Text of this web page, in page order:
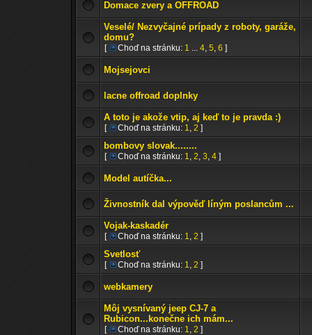
Domace zvery a OFFROAD
Veselé/ Nezvyčajné prípady z roboty, garáže,
domu?
[ Choď na stránku: 1 ... 4, 5, 6 ]
Mojsejovci
lacne offroad doplnky
A toto je akože vtip, aj keď to je pravda :)
[ Choď na stránku: 1, 2 ]
bombovy slovak........
[ Choď na stránku: 1, 2, 3, 4 ]
Model autíčka...
Živnostník dal výpověď líným poslancům ...
Vojak-kaskadér
[ Choď na stránku: 1, 2 ]
Svetlosť
[ Choď na stránku: 1, 2 ]
webkamery
Môj vysnívaný jeep CJ-7 a
Rubicon...konečne ich mám...
[ Choď na stránku: 1, 2 ]